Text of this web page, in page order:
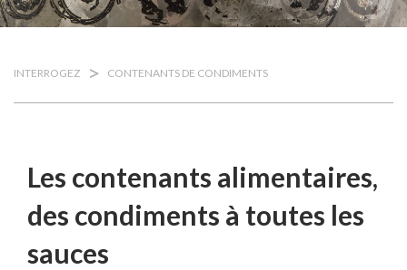
INTERROGEZ > CONTENANTS DE CONDIMENTS
Les contenants alimentaires,
des condiments à toutes les
sauces